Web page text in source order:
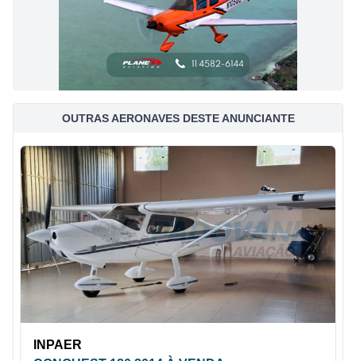
OUTRAS AERONAVES DESTE ANUNCIANTE
INPAER